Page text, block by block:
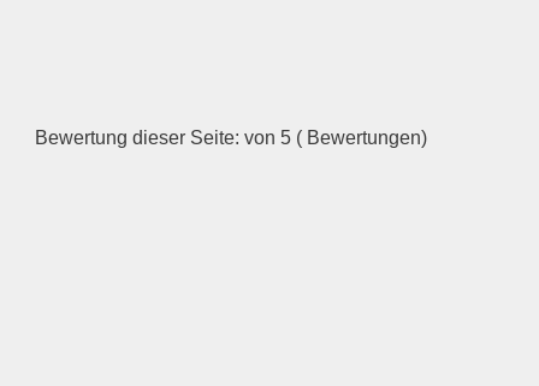
Bewertung dieser Seite: von 5 ( Bewertungen)